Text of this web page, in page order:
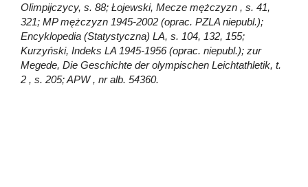
Olimpijczycy, s. 88; Łojewski, Mecze mężczyzn , s. 41,
321; MP mężczyzn 1945-2002 (oprac. PZLA niepubl.);
Encyklopedia (Statystyczna) LA, s. 104, 132, 155;
Kurzyński, Indeks LA 1945-1956 (oprac. niepubl.); zur
Megede, Die Geschichte der olympischen Leichtathletik, t.
2 , s. 205; APW , nr alb. 54360.